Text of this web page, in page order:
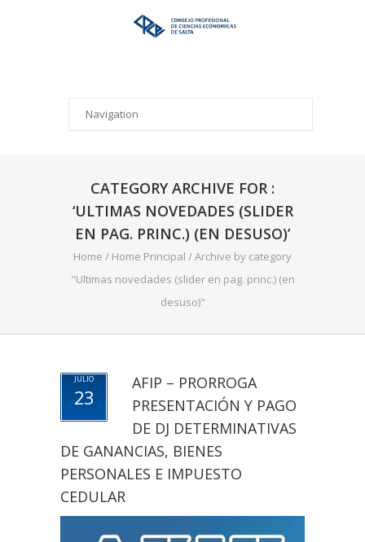
CATEGORY ARCHIVE FOR :
‘ULTIMAS NOVEDADES (SLIDER
EN PAG. PRINC.) (EN DESUSO)’
Home / Home Principal /Archive by category
"Ultimas novedades (slider en pag. princ.) (en
desuso)"
JULIO
23
AFIP – PRORROGA
PRESENTACIÓN Y PAGO
DE DJ DETERMINATIVAS
DE GANANCIAS, BIENES
PERSONALES E IMPUESTO
CEDULAR